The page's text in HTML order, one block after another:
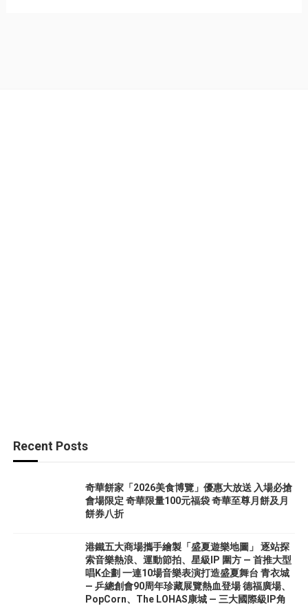
Recent Posts
奇華餅家「2026美食博覽」優惠大放送 入場必搶
會場限定 奇華限量100元福袋 奇華至尊月餅及月
餅券八折
港鐵五大商場攜手繪製「盛夏遊樂地圖」 逐站探
索音樂熱浪、運動節拍、星級IP 圍方 — 首推大型
唱K企劃 一連10場音樂表演打造盛夏舞台 青衣城
— 乒總創會90周年珍藏展覽熱血登場 德福廣場、
PopCorn、The LOHAS康城 — 三大國際級IP角